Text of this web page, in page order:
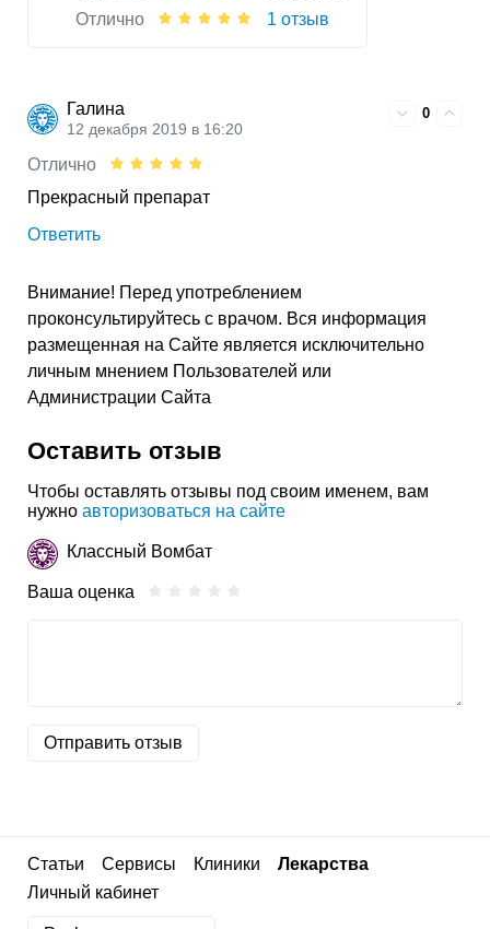
Отлично
1 отзыв
Галина
12 декабря 2019 в 16:20
0
Отлично
Прекрасный препарат
Ответить
Внимание! Перед употреблением
проконсультируйтесь с врачом. Вся информация
размещенная на Сайте является исключительно
личным мнением Пользователей или
Администрации Сайта
Оставить отзыв
Чтобы оставлять отзывы под своим именем, вам
нужно авторизоваться на сайте
Классный Вомбат
Ваша оценка
Отправить отзыв
Статьи Сервисы Клиники
Лекарства
Личный кабинет